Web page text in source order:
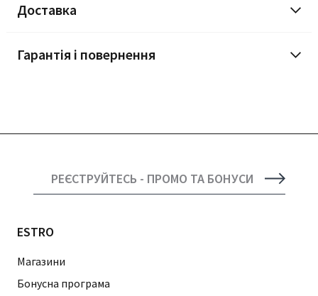
Доставка
Гарантія і повернення
РЕЄСТРУЙТЕСЬ - ПРОМО ТА БОНУСИ
ESTRO
Магазини
Бонусна програма